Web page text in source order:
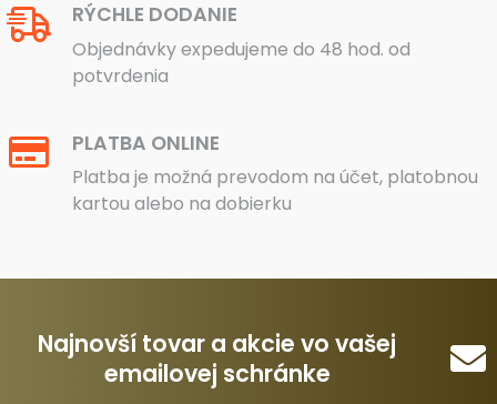
RÝCHLE DODANIE
Objednávky expedujeme do 48 hod. od
potvrdenia
PLATBA ONLINE
Platba je možná prevodom na účet, platobnou
kartou alebo na dobierku
Najnovší tovar a akcie vo vašej
emailovej schránke